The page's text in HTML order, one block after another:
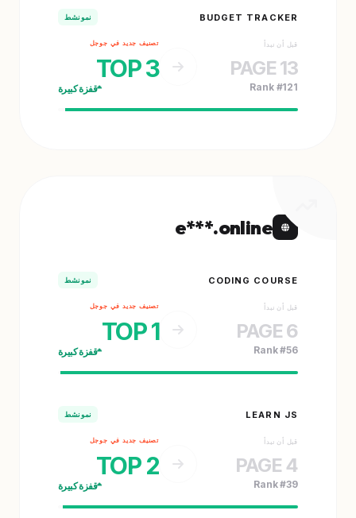
BUDGET TRACKER نمو نشط
قبل أن نبدأ
PAGE 13
Rank #121
تصنيف جديد في جوجل
TOP 3
قفزة كبيرة
e***.online
CODING COURSE نمو نشط
قبل أن نبدأ
PAGE 6
Rank #56
تصنيف جديد في جوجل
TOP 1
قفزة كبيرة
LEARN JS نمو نشط
قبل أن نبدأ
PAGE 4
Rank #39
تصنيف جديد في جوجل
TOP 2
قفزة كبيرة